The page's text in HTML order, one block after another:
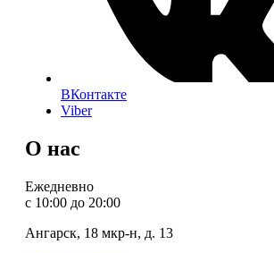
ВКонтакте
Viber
О нас
Ежедневно
с 10:00 до 20:00
Ангарск, 18 мкр-н, д. 13